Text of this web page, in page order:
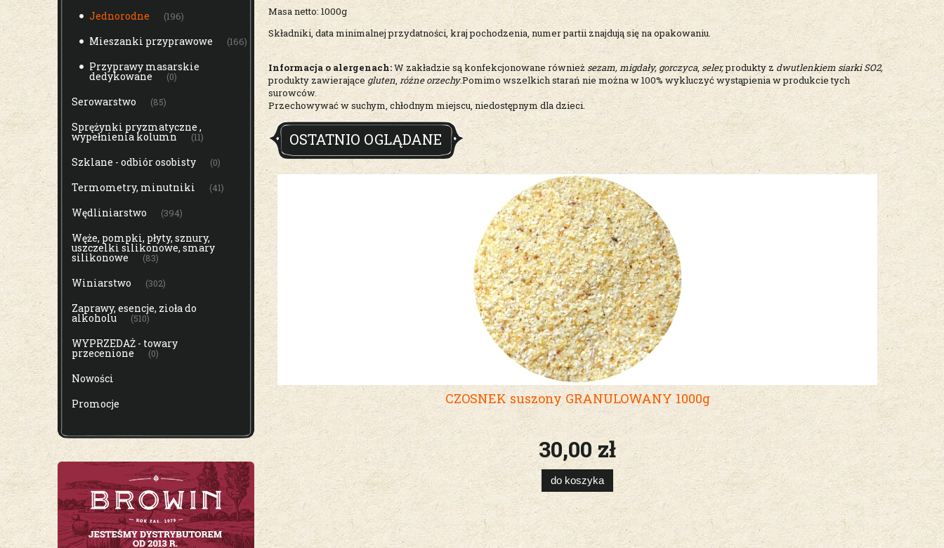
Jednorodne (196)
Mieszanki przyprawowe (166)
Przyprawy masarskie
dedykowane (0)
Serowarstwo (85)
Sprężynki pryzmatyczne ,
wypełnienia kolumn (11)
Szklane - odbiór osobisty (0)
Termometry, minutniki (41)
Wędliniarstwo (394)
Węże, pompki, płyty, sznury,
uszczelki silikonowe, smary
silikonowe (83)
Winiarstwo (302)
Zaprawy, esencje, zioła do
alkoholu (510)
WYPRZEDAŻ - towary
przecenione (0)
Nowości
Promocje
Masa netto: 1000g
Składniki, data minimalnej przydatności, kraj pochodzenia, numer partii znajdują się na opakowaniu.
Informacja o alergenach:W zakładzie są konfekcjonowane równieżsezam, migdały, gorczyca, seler,produkty z dwutlenkiem siarki SO2,
produkty zawierające gluten, różne orzechy.Pomimo wszelkich starań nie można w 100% wykluczyć wystąpienia w produkcie tych
surowców.
Przechowywać w suchym, chłodnym miejscu, niedostępnym dla dzieci.
OSTATNIO OGLĄDANE
CZOSNEK suszony GRANULOWANY 1000g
30,00 zł
do koszyka